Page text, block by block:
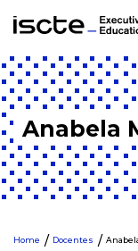
Anabela
Home Docentes